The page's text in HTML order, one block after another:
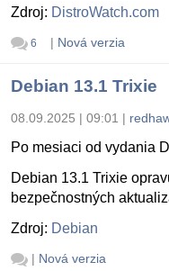
Zdroj: DistroWatch.com
6 | Nová verzia
Debian 13.1 Trixie
08.09.2025 | 09:01 |
Po mesiaci od vydania
Debian 13.1 Trixie
bezpečnostných
Zdroj: Debian
| Nová verzia